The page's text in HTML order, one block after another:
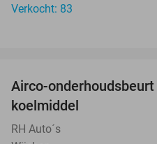
Verkocht: 83
Airco-
koelmiddel
RH Auto´s